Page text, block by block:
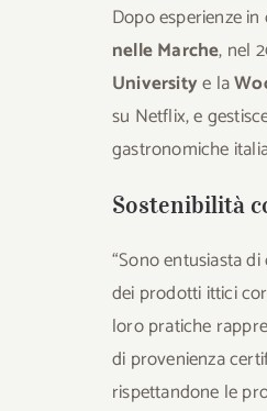
Dopo esperienze
nelle Marche, nel
Universitye la
su Netflix, e
gastronomiche
Sostenibilità
“Sono entusiasta
dei prodotti ittici
loro pratiche
di provenienza
rispettandone le